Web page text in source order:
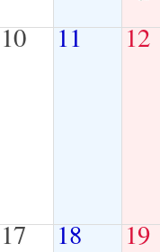
10 11 12
17 18 19